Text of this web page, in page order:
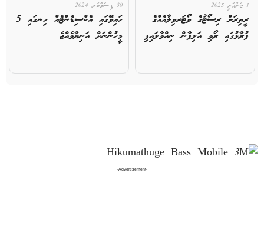
1 ޖެނުއަރީ 2025
ރީތިރަށް ރިސޯޓުގެ ވޯޓަރވިލާއެއްގެ
ފުރާޅުގައި ރޯވި އަލިފާން ނިއްވާލައިފި
30 ޑިސެމްބަރ 2024
ހައިވޭގައި އެކްސިޑެންޓެއް ހިނގައި 5
މީހުންނަށް އަނިޔާވެއްޖެ
-Advertisement-